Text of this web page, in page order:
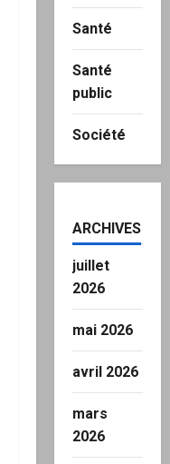
Santé
Santé
public
Société
ARCHIVES
juillet
2026
mai 2026
avril 2026
mars
2026